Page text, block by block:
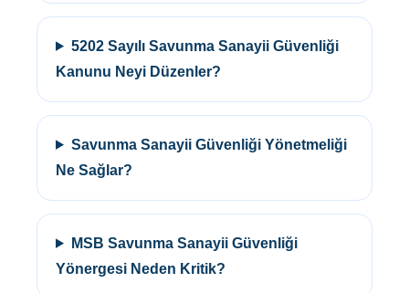
5202 Sayılı Savunma Sanayii Güvenliği
Kanunu Neyi Düzenler?
Savunma Sanayii Güvenliği Yönetmeliği
Ne Sağlar?
MSB Savunma Sanayii Güvenliği
Yönergesi Neden Kritik?